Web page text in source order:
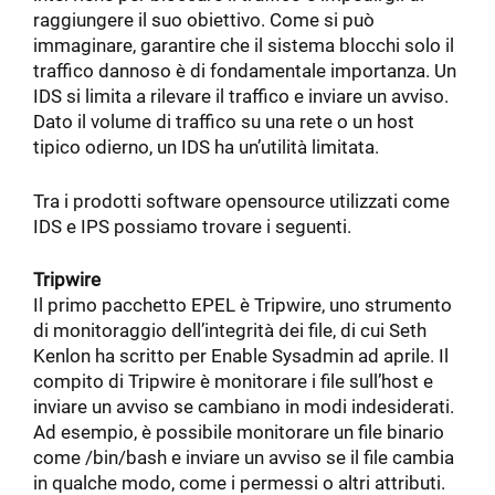
raggiungere il suo obiettivo. Come si può
immaginare, garantire che il sistema blocchi solo il
traffico dannoso è di fondamentale importanza. Un
IDS si limita a rilevare il traffico e inviare un avviso.
Dato il volume di traffico su una rete o un host
tipico odierno, un IDS ha un’utilità limitata.
Tra i prodotti software opensource utilizzati come
IDS e IPS possiamo trovare i seguenti.
Tripwire
Il primo pacchetto EPEL è Tripwire, uno strumento
di monitoraggio dell’integrità dei file, di cui Seth
Kenlon ha scritto per Enable Sysadmin ad aprile. Il
compito di Tripwire è monitorare i file sull’host e
inviare un avviso se cambiano in modi indesiderati.
Ad esempio, è possibile monitorare un file binario
come /bin/bash e inviare un avviso se il file cambia
in qualche modo, come i permessi o altri attributi.